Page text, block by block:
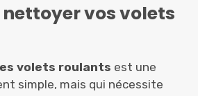
vos volets
volets roulants est une
simple, mais qui nécessite